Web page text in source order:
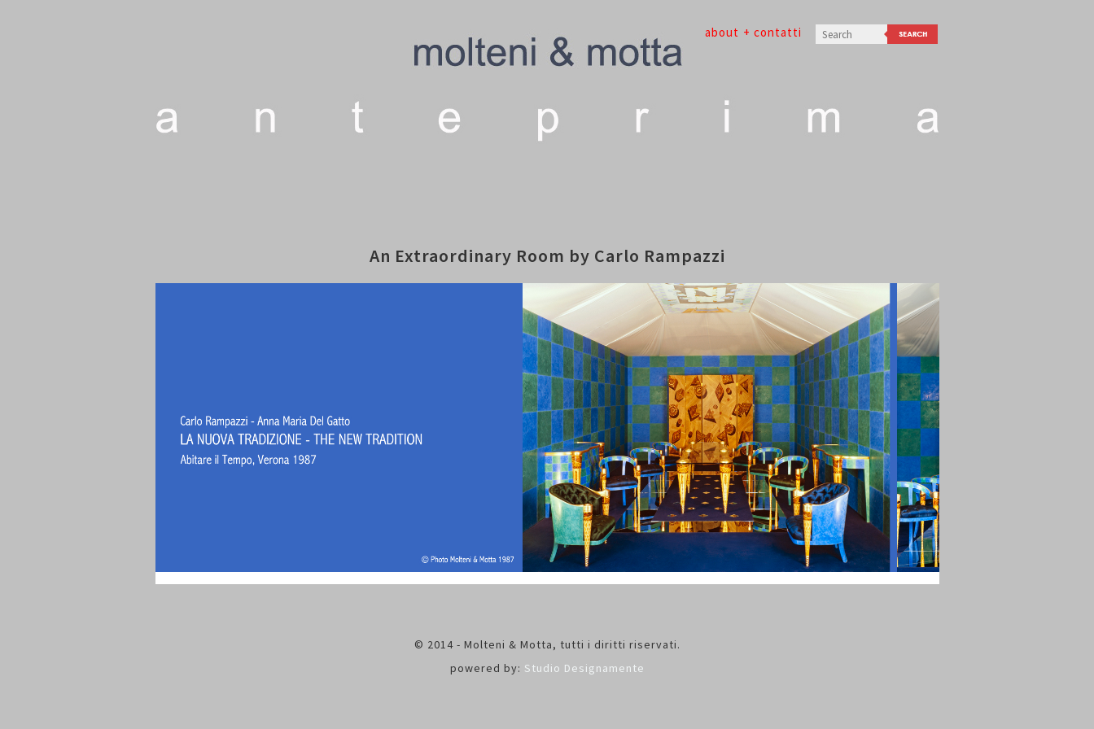
+ contatti
about
An Extraordinary Room by Carlo Rampazzi
© 2014 - Molteni & Motta, tutti i diritti riservati.
powered by: Studio Designamente